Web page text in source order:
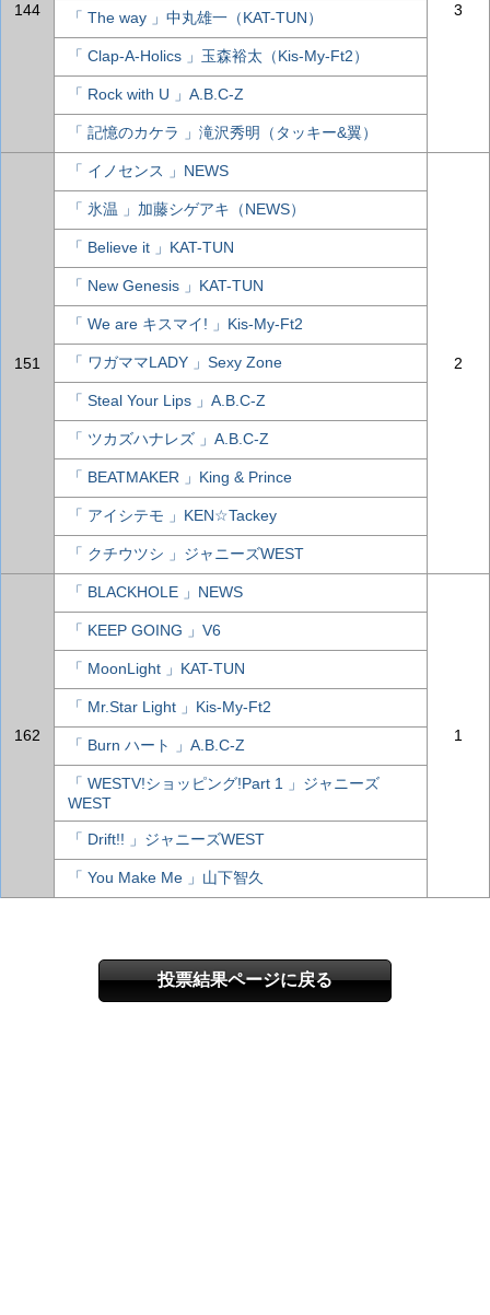
144 3
「 The way 」中丸雄一（KAT-TUN）
「 Clap-A-Holics 」玉森裕太（Kis-My-Ft2）
「 Rock with U 」A.B.C-Z
「 記憶のカケラ 」滝沢秀明（タッキー&翼）
151
「 イノセンス 」NEWS
2
「 氷温 」加藤シゲアキ（NEWS）
「 Believe it 」KAT-TUN
「 New Genesis 」KAT-TUN
「 We are キスマイ! 」Kis-My-Ft2
「 ワガママLADY 」Sexy Zone
「 Steal Your Lips 」A.B.C-Z
「 ツカズハナレズ 」A.B.C-Z
「 BEATMAKER 」King & Prince
「 アイシテモ 」KEN☆Tackey
「 クチウツシ 」ジャニーズWEST
162
「 BLACKHOLE 」NEWS
1
「 KEEP GOING 」V6
「 MoonLight 」KAT-TUN
「 Mr.Star Light 」Kis-My-Ft2
「 Burn ハート 」A.B.C-Z
「 WESTV!ショッピング!Part 1 」ジャニーズ
WEST
「 Drift!! 」ジャニーズWEST
「 You Make Me 」山下智久
投票結果ページに戻る